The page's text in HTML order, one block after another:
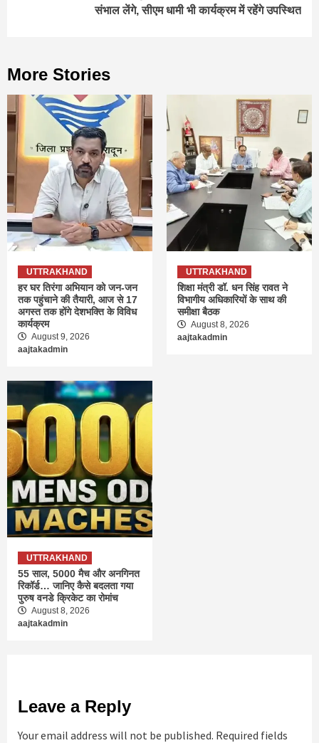
संभाल लेंगे, सीएम धामी भी कार्यक्रम में रहेंगे उपस्थित
More Stories
UTTRAKHAND
हर घर तिरंगा अभियान को जन-जन
तक पहुंचाने की तैयारी, आज से 17
अगस्त तक होंगे देशभक्ति के विविध
कार्यक्रम
August 9, 2026
aajtakadmin
UTTRAKHAND
शिक्षा मंत्री डॉ. धन सिंह रावत ने
विभागीय अधिकारियों के साथ की
समीक्षा बैठक
August 8, 2026
aajtakadmin
UTTRAKHAND
55 साल, 5000 मैच और अनगिनत
रिकॉर्ड… जानिए कैसे बदलता गया
पुरुष वनडे क्रिकेट का रोमांच
August 8, 2026
aajtakadmin
Leave a Reply
Your email address will not be published. Required fields